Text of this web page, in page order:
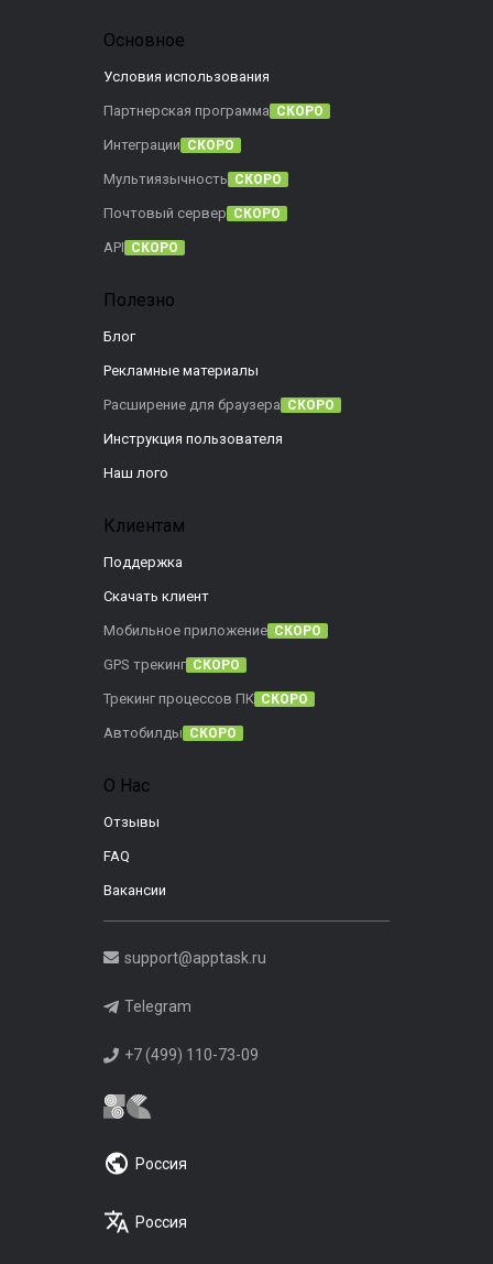
Основное
Условия использования
Партнерская программа СКОРО
Интеграции СКОРО
Мультиязычность СКОРО
Почтовый сервер СКОРО
API СКОРО
Полезно
Блог
Рекламные материалы
Расширение для браузера СКОРО
Инструкция пользователя
Наш лого
Клиентам
Поддержка
Скачать клиент
Мобильное приложение СКОРО
GPS трекинг СКОРО
Трекинг процессов ПК СКОРО
Автобилды СКОРО
О Нас
Отзывы
FAQ
Вакансии
support@apptask.ru
Telegram
+7 (499) 110-73-09
Россия
Россия